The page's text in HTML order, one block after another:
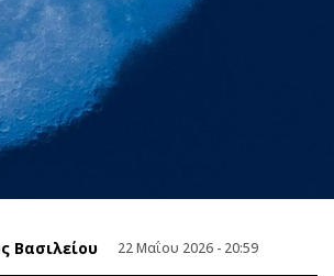
Βασιλείου 22 Μαΐου 2026 - 20:59